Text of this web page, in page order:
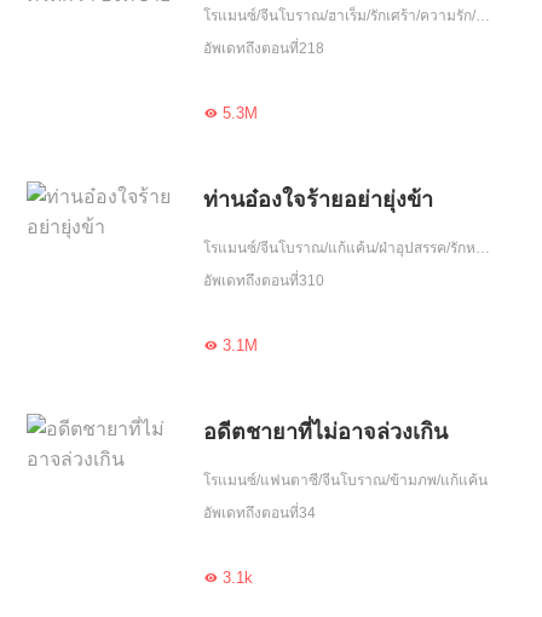
โรแมนซ์/จีนโบราณ/ฮาเร็ม/รักเศร้า/ความรัก/รักเดียวใจเดียว/จบ
อัพเดทถึงตอนที่218
5.3M
ท่านอ๋องใจร้ายอย่ายุ่งข้า
โรแมนซ์/จีนโบราณ/แก้แค้น/ฝ่าอุปสรรค/รักหวานฉ่ำ/ความรัก/เกิดใหม่
อัพเดทถึงตอนที่310
3.1M
อดีตชายาที่ไม่อาจล่วงเกิน
โรแมนซ์/แฟนตาซี/จีนโบราณ/ข้ามภพ/แก้แค้น
อัพเดทถึงตอนที่34
3.1k